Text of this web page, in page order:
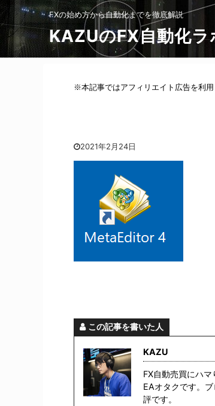
FXの始め方から自動化までを徹底解説
KAZUのFX自動化ラ
※本記事ではアフィリエイト広告を利
2021年2月24日
この記事を書いた人
KAZU
FX自動売買にハ
EAオタクです。
評です。